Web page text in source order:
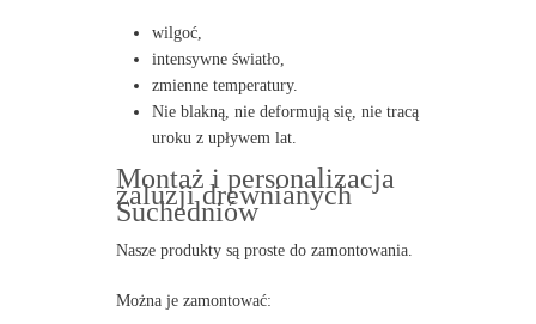
wilgoć,
intensywne światło,
zmienne temperatury.
Nie blakną, nie deformują się, nie tracą
uroku z upływem lat.
Montaż i personalizacja
żaluzji drewnianych
Suchedniów
Nasze produkty są proste do zamontowania.
Można je zamontować: